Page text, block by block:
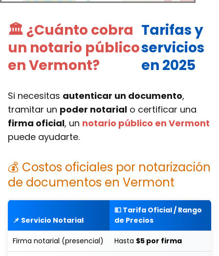
🏛 ¿Cuánto cobra
un notario público
en Vermont?
Tarifas y
servicios
en 2025
Si necesitas autenticar un documento,
tramitar un poder notarial o certificar una
firma oficial, un notario público en Vermont
puede ayudarte.
💰 Costos oficiales por notarización
de documentos en Vermont
📌 Servicio Notarial
💵 Tarifa Oficial / Rango
de Precios
Firma notarial (presencial) Hasta $5 por firma